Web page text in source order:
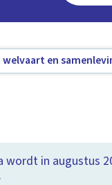
en
in augustus